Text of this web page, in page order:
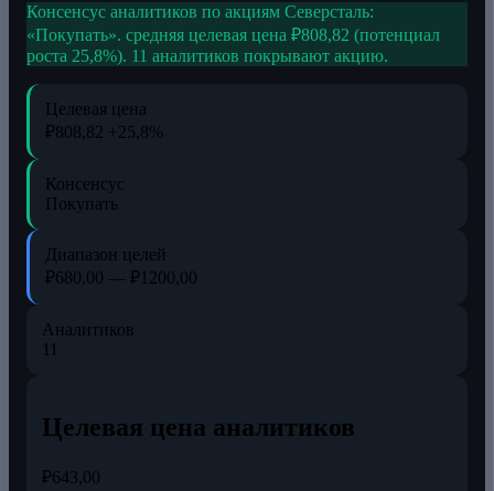
Консенсус аналитиков по акциям Северсталь:
«Покупать». средняя целевая цена ₽808,82 (потенциал
роста 25,8%). 11 аналитиков покрывают акцию.
Целевая цена
₽808,82 +25,8%
Консенсус
Покупать
Диапазон целей
₽680,00 — ₽1200,00
Аналитиков
11
Целевая цена аналитиков
₽643,00